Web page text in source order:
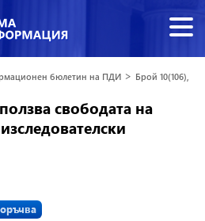
бюлетин на ПДИ > Брой 10(106),
свободата на